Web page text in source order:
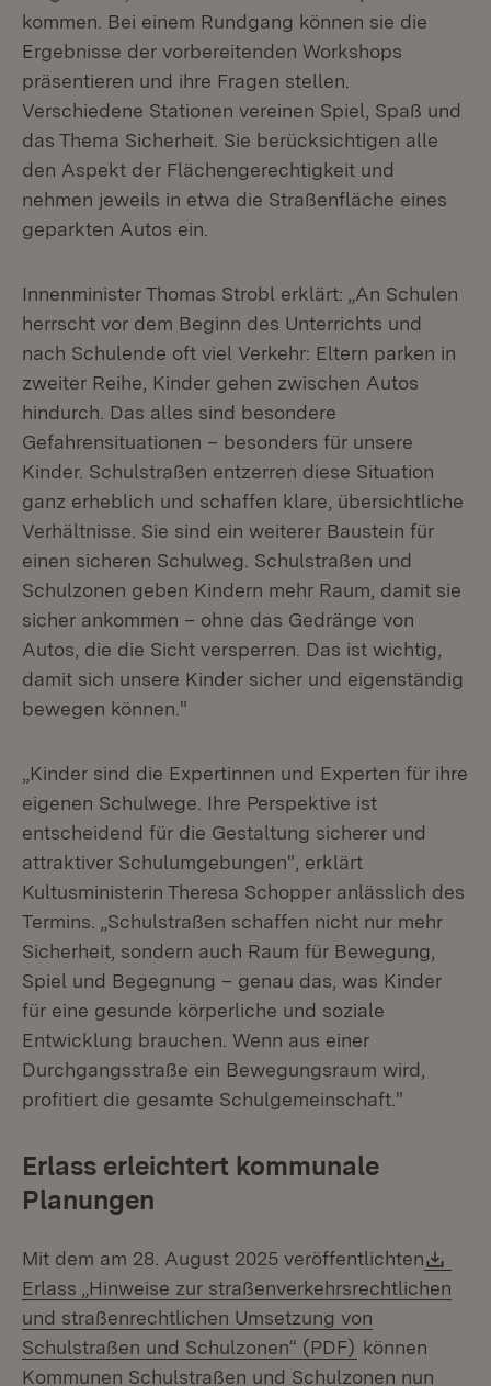
kommen. Bei einem Rundgang können sie die
Ergebnisse der vorbereitenden Workshops
präsentieren und ihre Fragen stellen.
Verschiedene Stationen vereinen Spiel, Spaß und
das Thema Sicherheit. Sie berücksichtigen alle
den Aspekt der Flächengerechtigkeit und
nehmen jeweils in etwa die Straßenfläche eines
geparkten Autos ein.
Innenminister Thomas Strobl erklärt: „An Schulen
herrscht vor dem Beginn des Unterrichts und
nach Schulende oft viel Verkehr: Eltern parken in
zweiter Reihe, Kinder gehen zwischen Autos
hindurch. Das alles sind besondere
Gefahrensituationen – besonders für unsere
Kinder. Schulstraßen entzerren diese Situation
ganz erheblich und schaffen klare, übersichtliche
Verhältnisse. Sie sind ein weiterer Baustein für
einen sicheren Schulweg. Schulstraßen und
Schulzonen geben Kindern mehr Raum, damit sie
sicher ankommen – ohne das Gedränge von
Autos, die die Sicht versperren. Das ist wichtig,
damit sich unsere Kinder sicher und eigenständig
bewegen können."
„Kinder sind die Expertinnen und Experten für ihre
eigenen Schulwege. Ihre Perspektive ist
entscheidend für die Gestaltung sicherer und
attraktiver Schulumgebungen", erklärt
Kultusministerin Theresa Schopper anlässlich des
Termins. „Schulstraßen schaffen nicht nur mehr
Sicherheit, sondern auch Raum für Bewegung,
Spiel und Begegnung – genau das, was Kinder
für eine gesunde körperliche und soziale
Entwicklung brauchen. Wenn aus einer
Durchgangsstraße ein Bewegungsraum wird,
profitiert die gesamte Schulgemeinschaft."
Erlass erleichtert kommunale
Planungen
Mit dem am 28. August 2025 veröffentlichten
Erlass „Hinweise zur straßenverkehrsrechtlichen
und straßenrechtlichen Umsetzung von
Schulstraßen und Schulzonen“ (PDF) (Öffnet in
können
Kommunen Schulstraßen und Schulzonen nun